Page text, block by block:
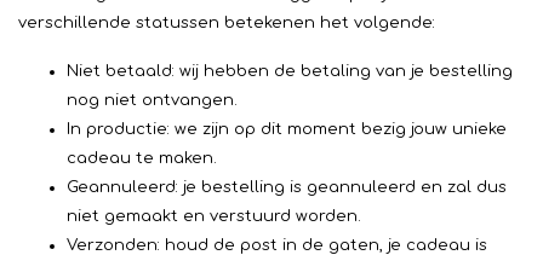
verschillende statussen betekenen het volgende:
Niet betaald: wij hebben de betaling van je bestelling
nog niet ontvangen.
In productie: we zijn op dit moment bezig jouw unieke
cadeau te maken.
Geannuleerd: je bestelling is geannuleerd en zal dus
niet gemaakt en verstuurd worden.
Verzonden: houd de post in de gaten, je cadeau is